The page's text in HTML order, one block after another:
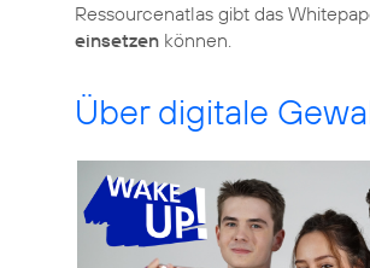
Ressourcenatlas gibt das
einsetzen können.
Über digitale